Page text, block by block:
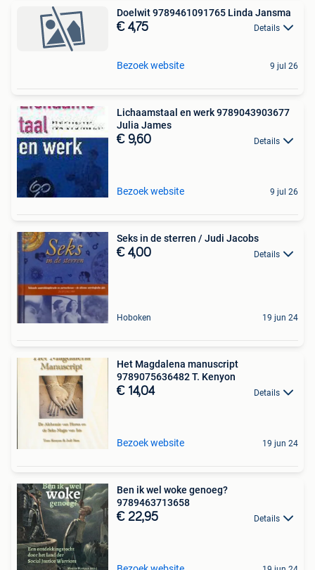
Doelwit 9789461091765 Linda Jansma
€ 4,75 Details
Bezoek website 9 jul 26
Lichaamstaal en werk 9789043903677
Julia James
€ 9,60 Details
Bezoek website 9 jul 26
Seks in de sterren / Judi Jacobs
€ 4,00 Details
Hoboken 19 jun 24
Het Magdalena manuscript
9789075636482 T. Kenyon
€ 14,04 Details
Bezoek website 19 jun 24
Ben ik wel woke genoeg?
9789463713658
€ 22,95 Details